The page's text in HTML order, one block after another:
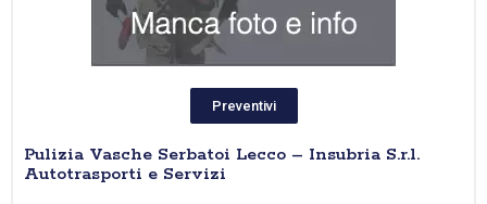
Preventivi
Pulizia Vasche Serbatoi Lecco – Insubria S.r.l.
Autotrasporti e Servizi